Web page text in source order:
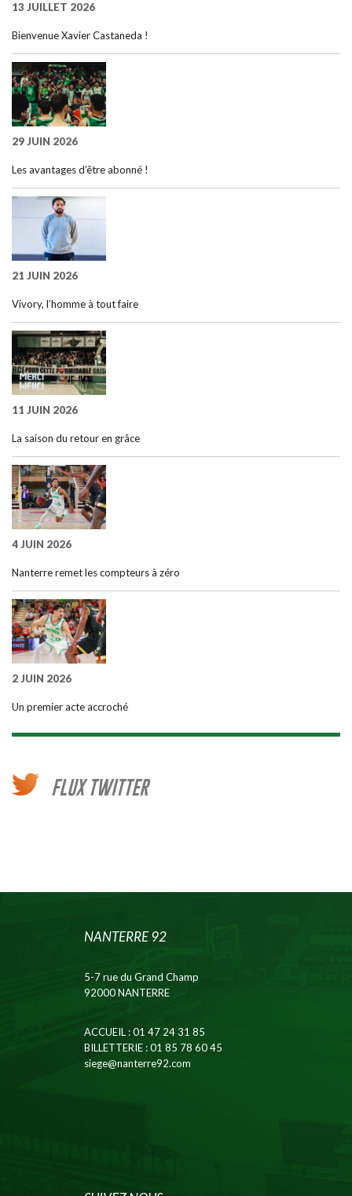
13 JUILLET 2026
Bienvenue Xavier Castaneda !
29 JUIN 2026
Les avantages d’être abonné !
21 JUIN 2026
Vivory, l’homme à tout faire
11 JUIN 2026
La saison du retour en grâce
4 JUIN 2026
Nanterre remet les compteurs à zéro
2 JUIN 2026
Un premier acte accroché
FLUX TWITTER
NANTERRE 92
5-7 rue du Grand Champ
92000 NANTERRE
ACCUEIL: 01 47 24 31 85
BILLETTERIE: 01 85 78 60 45
siege@nanterre92.com